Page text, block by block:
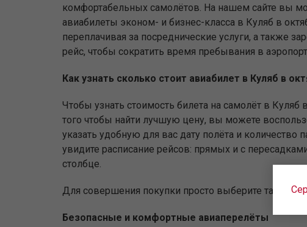
комфортабельных самолётов. На нашем сайте вы
авиабилеты эконом- и бизнес-класса в Куляб в
переплачивая за посреднические услуги, а также
рейс, чтобы сократить время пребывания в
Как узнать сколько стоит авиабилет в Куляб в
Чтобы узнать стоимость билета на самолёт в
того чтобы найти лучшую цену, вы можете
указать удобную для вас дату полёта и
увидите расписание рейсов: прямых и с
столбце.
Для совершения покупки просто выберите тариф —
Безопасные и комфортные авиаперелёты